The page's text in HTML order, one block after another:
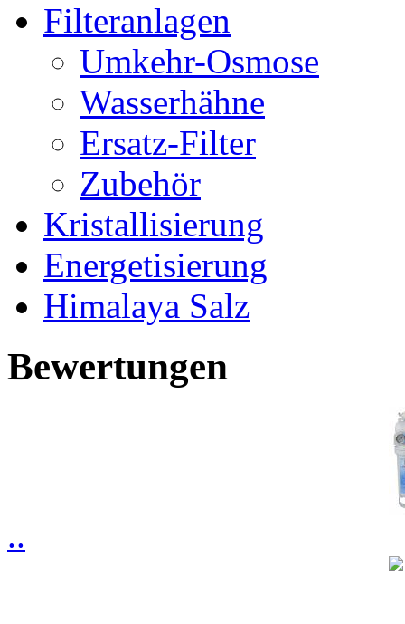
Filteranlagen
Umkehr-Osmose
Wasserhähne
Ersatz-Filter
Zubehör
Kristallisierung
Energetisierung
Himalaya Salz
Bewertungen
..